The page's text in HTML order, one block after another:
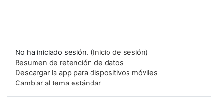
No ha iniciado sesión. (Inicio de sesión)
Resumen de retención de datos
Descargar la app para dispositivos móviles
Cambiar al tema estándar